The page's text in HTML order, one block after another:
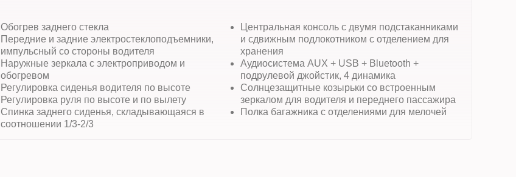
Обогрев заднего стекла
Передние и задние электростеклоподъемники,
импульсный со стороны водителя
Наружные зеркала с электроприводом и
обогревом
Регулировка сиденья водителя по высоте
Регулировка руля по высоте и по вылету
Спинка заднего сиденья, складывающаяся в
соотношении 1/3-2/3
Центральная консоль с двумя подстаканниками
и сдвижным подлокотником с отделением для
хранения
Аудиосистема AUX + USB + Bluetooth +
подрулевой джойстик, 4 динамика
Солнцезащитные козырьки со встроенным
зеркалом для водителя и переднего пассажира
Полка багажника с отделениями для мелочей